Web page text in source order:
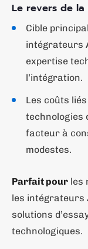
Le revers de la
Cible
intégrateurs
expertise
l’intégration.
Les coûts
technologies
facteur à
modestes.
Parfait pour les
les intégrateurs
solutions
technologiques.